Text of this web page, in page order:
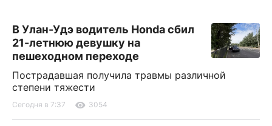
В Улан-Удэ водитель Honda сбил
21-летнюю девушку на
пешеходном переходе
Пострадавшая получила травмы различной
степени тяжести
Сегодня в 7:37 3054